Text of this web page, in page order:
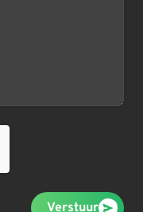
Verstuur